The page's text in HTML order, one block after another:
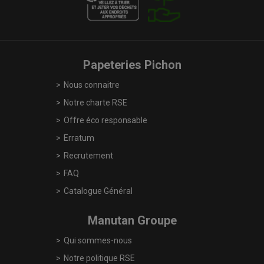
Papeteries Pichon
Nous connaitre
Notre charte RSE
Offre éco responsable
Erratum
Recrutement
FAQ
Catalogue Général
Manutan Groupe
Qui sommes-nous
Notre politique RSE